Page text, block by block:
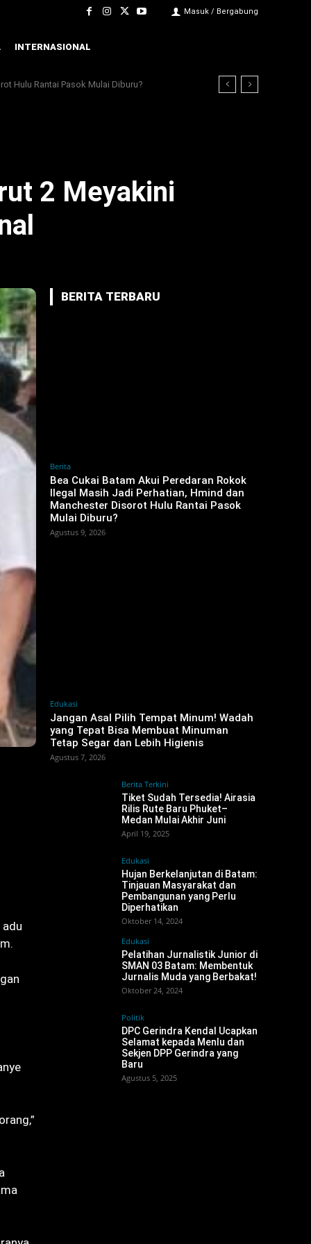
Masuk / Bergabung
INTERNASIONAL
Hulu Rantai Pasok Mulai Diburu?
2 Meyakini
BERITA TERBARU
Berita
Bea Cukai Batam Akui Peredaran Rokok
Ilegal Masih Jadi Perhatian, Hmind dan
Manchester Disorot Hulu Rantai Pasok
Mulai Diburu?
Agustus 9, 2026
Edukasi
Jangan Asal Pilih Tempat Minum! Wadah
yang Tepat Bisa Membuat Minuman
Tetap Segar dan Lebih Higienis
Agustus 7, 2026
Berita Terkini
Tiket Sudah Tersedia! Airasia
Rilis Rute Baru Phuket–
Medan Mulai Akhir Juni
April 19, 2025
Edukasi
Hujan Berkelanjutan di Batam:
Tinjauan Masyarakat dan
Pembangunan yang Perlu
Diperhatikan
Oktober 14, 2024
Edukasi
Pelatihan Jurnalistik Junior di
SMAN 03 Batam: Membentuk
Jurnalis Muda yang Berbakat!
Oktober 24, 2024
Politik
DPC Gerindra Kendal Ucapkan
Selamat kepada Menlu dan
Sekjen DPP Gerindra yang
Baru
Agustus 5, 2025